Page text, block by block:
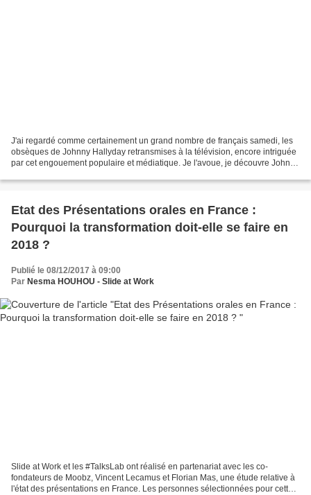
J'ai regardé comme certainement un grand nombre de français samedi, les
obsèques de Johnny Hallyday retransmises à la télévision, encore intriguée
par cet engouement populaire et médiatique. Je l'avoue, je découvre Johnny
Etat des Présentations orales en France :
Pourquoi la transformation doit-elle se faire en
2018 ?
Publié le 08/12/2017 à 09:00
Par Nesma HOUHOU - Slide at Work
Slide at Work et les #TalksLab ont réalisé en partenariat avec les co-
fondateurs de Moobz, Vincent Lecamus et Florian Mas, une étude relative à
l'état des présentations en France. Les personnes sélectionnées pour cette